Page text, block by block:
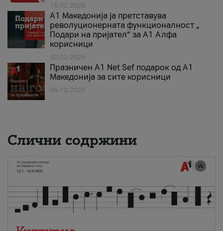
16.02.2026
А1 Македонија ја претставува
револуционерната функционалност „
Подари на пријател“ за А1 Алфа
корисници
02.02.2026
Празничен A1 Net Sеf подарок од А1
Македонија за сите корисници
04.12.2025
Слични содржини